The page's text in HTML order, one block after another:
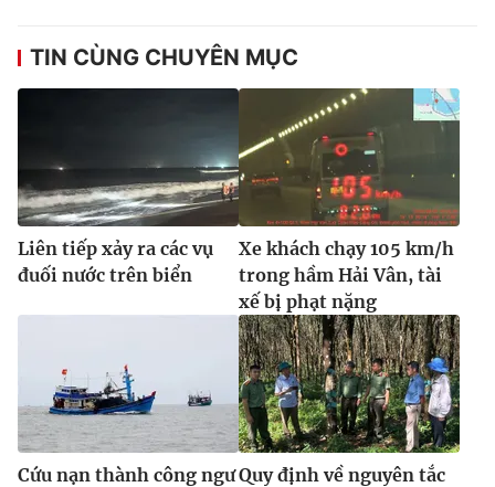
® Cấm sao chép dưới mọi hình thức nếu không có sự chấp
thuận bằng văn bản. Ghi rõ nguồn VTV.vn khi phát hành lại
thông tin từ website này.
TIN CÙNG CHUYÊN MỤC
Liên tiếp xảy ra các vụ
đuối nước trên biển
Xe khách chạy 105 km/h
trong hầm Hải Vân, tài
xế bị phạt nặng
Cứu nạn thành công ngưQuy định về nguyên tắc